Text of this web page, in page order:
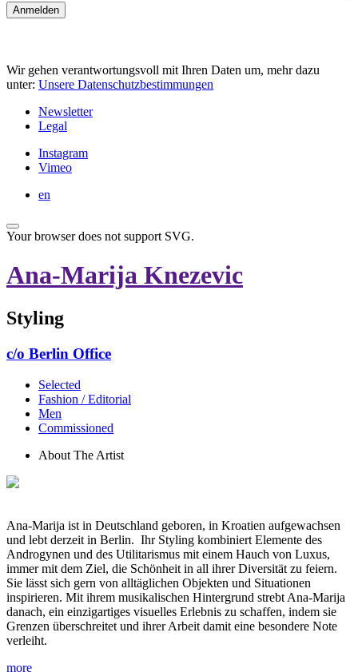
Wir gehen verantwortungsvoll mit Ihren Daten um, mehr dazu
unter: Unsere Datenschutzbestimmungen
Newsletter
Legal
Instagram
Vimeo
en
Your browser does not support SVG.
Ana-Marija Knezevic
Styling
c/o Berlin Office
Selected
Fashion / Editorial
Men
Commissioned
About The Artist
Ana-Marija ist in Deutschland geboren, in Kroatien aufgewachsen
und lebt derzeit in Berlin. Ihr Styling kombiniert Elemente des
Androgynen und des Utilitarismus mit einem Hauch von Luxus,
immer mit dem Ziel, die Schönheit in all ihrer Diversität zu feiern.
Sie lässt sich gern von alltäglichen Objekten und Situationen
inspirieren. Mit ihrem musikalischen Hintergrund strebt Ana-Marija
danach, ein einzigartiges visuelles Erlebnis zu schaffen, indem sie
Grenzen überschreitet und ihrer Arbeit damit eine besondere Note
verleiht.
more